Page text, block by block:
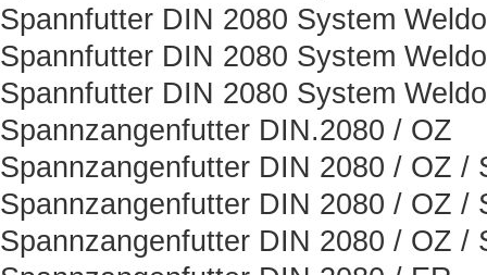
Spannfutter DIN 2080 System
Spannfutter DIN 2080 System
Spannfutter DIN 2080 System
Spannzangenfutter DIN.2080 / OZ
Spannzangenfutter DIN 2080 / OZ /
Spannzangenfutter DIN 2080 / OZ /
Spannzangenfutter DIN 2080 / OZ /